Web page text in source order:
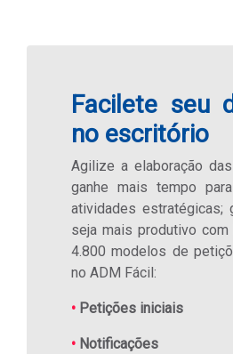
Facilete seu
no escritório
Agilize a elaboração
ganhe mais tempo
atividades estratégicas;
seja mais produtivo
4.800 modelos de
no ADM Fácil:
• Petições iniciais
• Notificações